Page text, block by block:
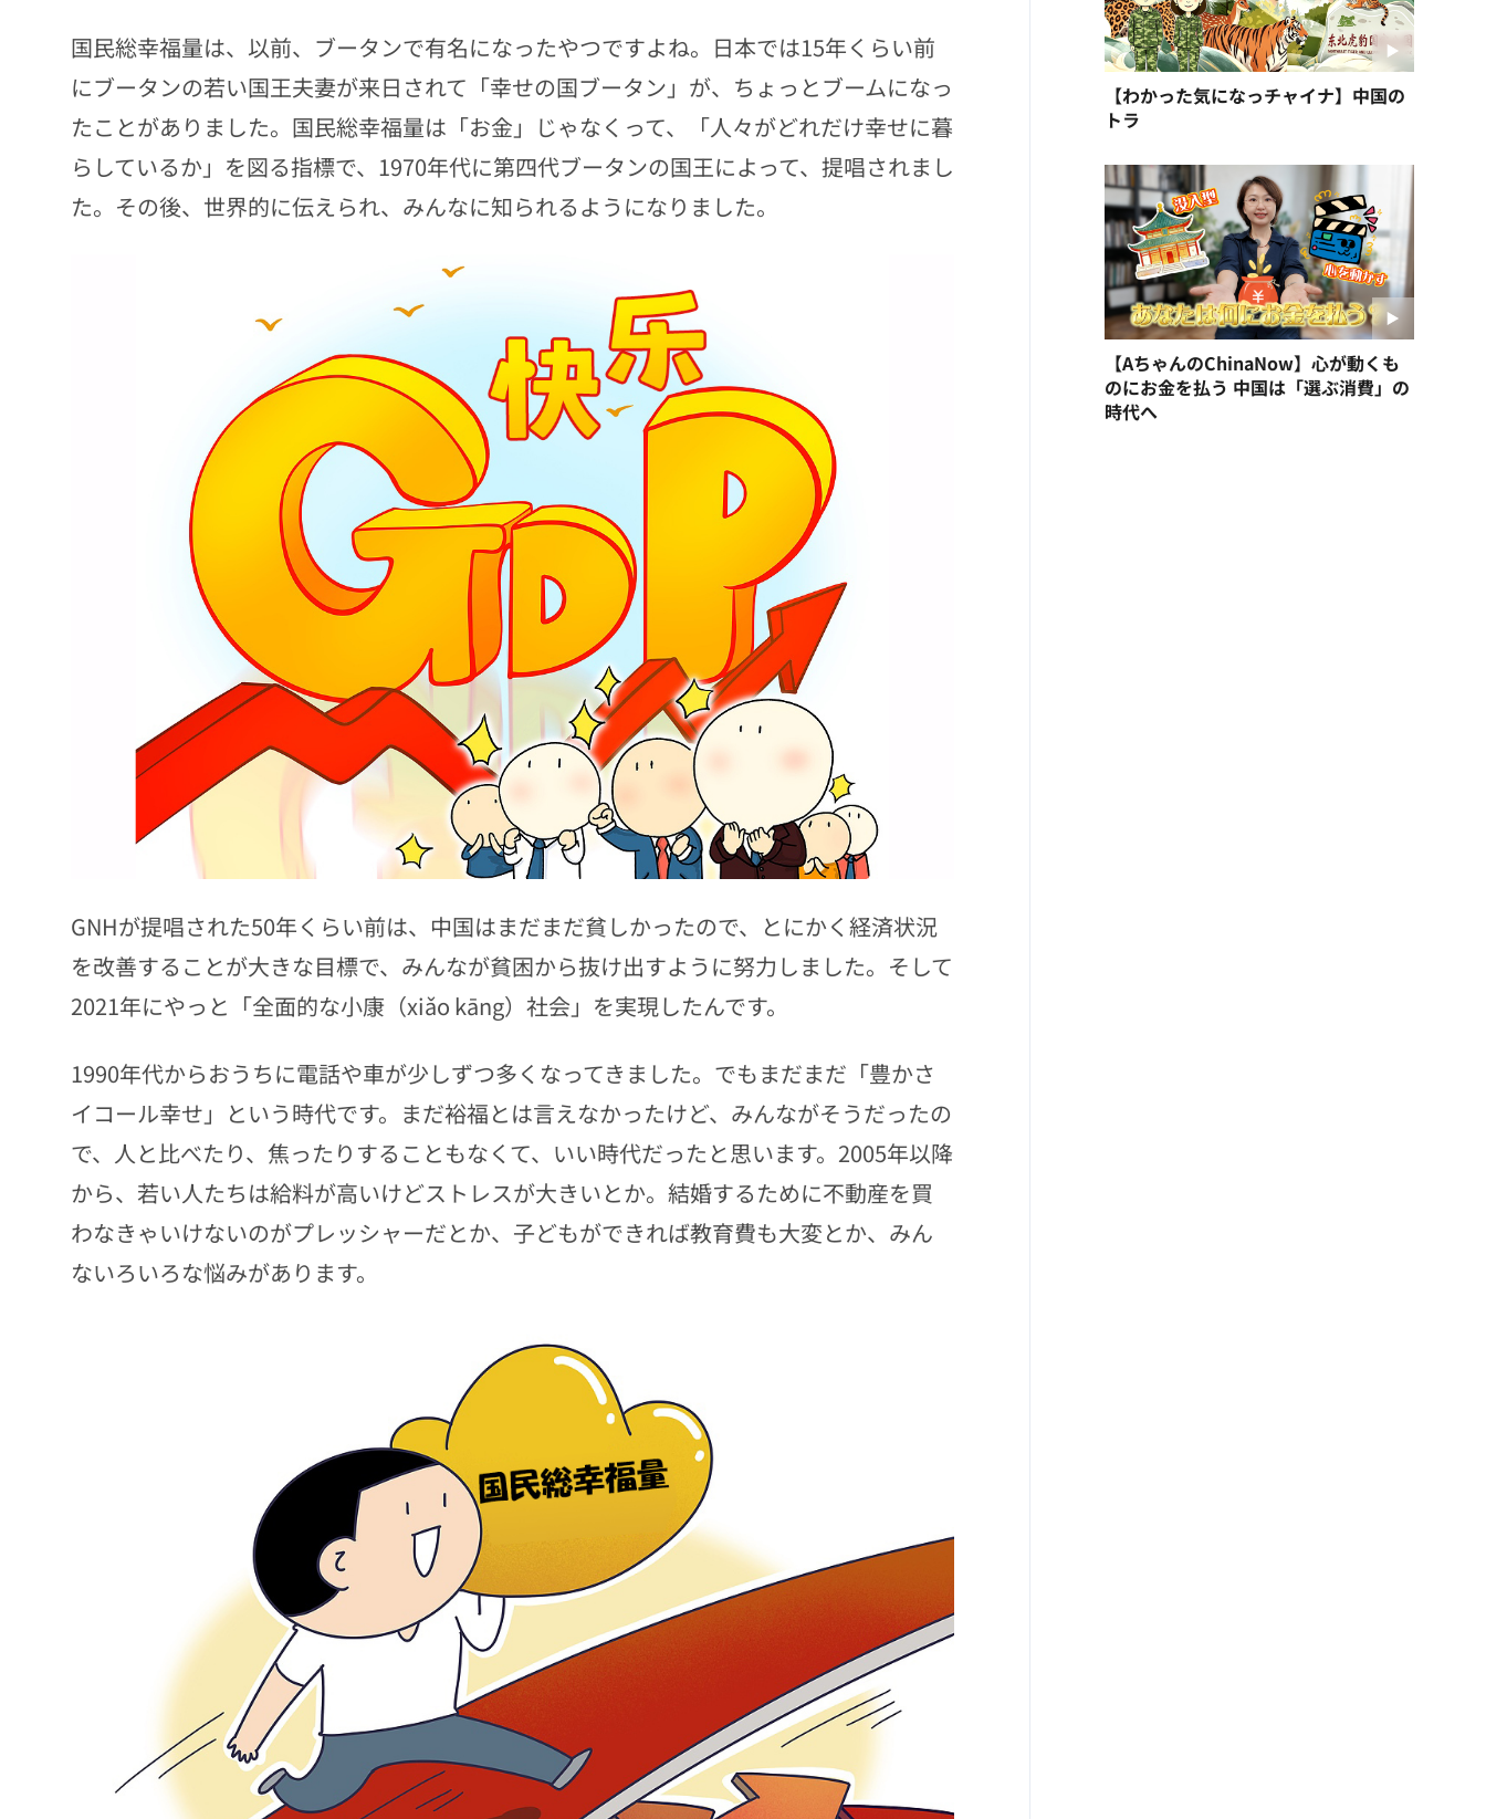
国民総幸福量は、以前、ブータンで有名になったやつですよね。日本では15年くらい前
にブータンの若い国王夫妻が来日されて「幸せの国ブータン」が、ちょっとブームになっ
たことがありました。国民総幸福量は「お金」じゃなくって、「人々がどれだけ幸せに暮
らしているか」を図る指標で、1970年代に第四代ブータンの国王によって、提唱されまし
た。その後、世界的に伝えられ、みんなに知られるようになりました。
GNHが提唱された50年くらい前は、中国はまだまだ貧しかったので、とにかく経済状況
を改善することが大きな目標で、みんなが貧困から抜け出すように努力しました。そして
2021年にやっと「全面的な小康（xiǎo kāng）社会」を実現したんです。
1990年代からおうちに電話や車が少しずつ多くなってきました。でもまだまだ「豊かさ
イコール幸せ」という時代です。まだ裕福とは言えなかったけど、みんながそうだったの
で、人と比べたり、焦ったりすることもなくて、いい時代だったと思います。2005年以降
から、若い人たちは給料が高いけどストレスが大きいとか。結婚するために不動産を買
わなきゃいけないのがプレッシャーだとか、子どもができれば教育費も大変とか、みん
ないろいろな悩みがあります。
【わかった気になっチャイナ】中国の
トラ
【AちゃんのChinaNow】心が動くも
のにお金を払う 中国は「選ぶ消費」の
時代へ